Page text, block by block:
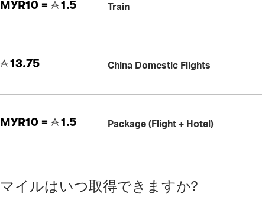
MYR10 = 1.5 Train
13.75 China Domestic Flights
MYR10 = 1.5 Package (Flight + Hotel)
マイルはいつ取得できますか?